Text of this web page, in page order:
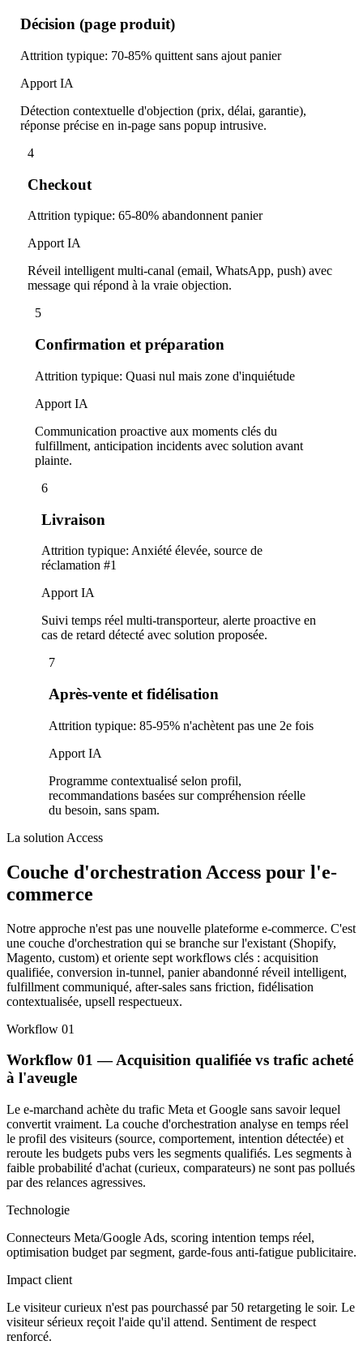
Décision (page produit)
Attrition typique: 70-85% quittent sans ajout panier
Apport IA
Détection contextuelle d'objection (prix, délai, garantie),
réponse précise en in-page sans popup intrusive.
4
Checkout
Attrition typique: 65-80% abandonnent panier
Apport IA
Réveil intelligent multi-canal (email, WhatsApp, push) avec
message qui répond à la vraie objection.
5
Confirmation et préparation
Attrition typique: Quasi nul mais zone d'inquiétude
Apport IA
Communication proactive aux moments clés du
fulfillment, anticipation incidents avec solution avant
plainte.
6
Livraison
Attrition typique: Anxiété élevée, source de
réclamation #1
Apport IA
Suivi temps réel multi-transporteur, alerte proactive en
cas de retard détecté avec solution proposée.
7
Après-vente et fidélisation
Attrition typique: 85-95% n'achètent pas une 2e fois
Apport IA
Programme contextualisé selon profil,
recommandations basées sur compréhension réelle
du besoin, sans spam.
La solution Access
Couche d'orchestration Access pour l'e-
commerce
Notre approche n'est pas une nouvelle plateforme e-commerce. C'est
une couche d'orchestration qui se branche sur l'existant (Shopify,
Magento, custom) et oriente sept workflows clés : acquisition
qualifiée, conversion in-tunnel, panier abandonné réveil intelligent,
fulfillment communiqué, after-sales sans friction, fidélisation
contextualisée, upsell respectueux.
Workflow 01
Workflow 01 — Acquisition qualifiée vs trafic acheté
à l'aveugle
Le e-marchand achète du trafic Meta et Google sans savoir lequel
convertit vraiment. La couche d'orchestration analyse en temps réel
le profil des visiteurs (source, comportement, intention détectée) et
reroute les budgets pubs vers les segments qualifiés. Les segments à
faible probabilité d'achat (curieux, comparateurs) ne sont pas pollués
par des relances agressives.
Technologie
Connecteurs Meta/Google Ads, scoring intention temps réel,
optimisation budget par segment, garde-fous anti-fatigue publicitaire.
Impact client
Le visiteur curieux n'est pas pourchassé par 50 retargeting le soir. Le
visiteur sérieux reçoit l'aide qu'il attend. Sentiment de respect
renforcé.